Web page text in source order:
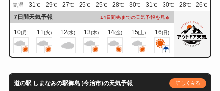
気温 31℃ 29℃ 27℃ 25℃ 25℃ 28℃ 30℃ 31℃ 30℃ 28℃ 26℃
7日間天気予報 14日間先までの天気予報を見る
10(月) 11(火) 12(水) 13(木) 14(金) 15(土) 16(日)
道の駅 しまなみの駅御島 (今治市)の天気予報 詳しくみる